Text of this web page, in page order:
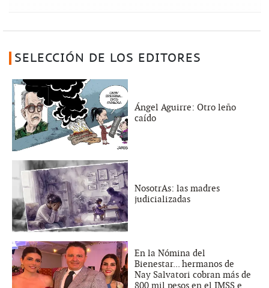
SELECCIÓN DE LOS EDITORES
Ángel Aguirre: Otro leño
caído
NosotrAs: las madres
judicializadas
En la Nómina del
Bienestar... hermanos de
Nay Salvatori cobran más de
800 mil pesos en el IMSS e